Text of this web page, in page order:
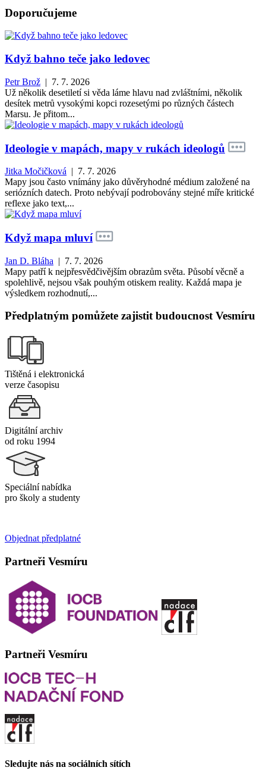
Doporučujeme
Když bahno teče jako ledovec
Petr Brož | 7. 7. 2026
Už několik desetiletí si věda láme hlavu nad zvláštními, několik
desítek metrů vysokými kopci rozesetými po různých částech
Marsu. Je přitom...
Ideologie v mapách, mapy v rukách ideologů
Jitka Močičková | 7. 7. 2026
Mapy jsou často vnímány jako důvěryhodné médium založené na
seriózních datech. Proto nebývají podrobovány stejné míře kritické
reflexe jako text,...
Když mapa mluví
Jan D. Bláha | 7. 7. 2026
Mapy patří k nejpřesvědčivějším obrazům světa. Působí věcně a
spolehlivě, nejsou však pouhým otiskem reality. Každá mapa je
výsledkem rozhodnutí,...
Předplatným pomůžete zajistit budoucnost Vesmíru
Tištěná i elektronická
verze časopisu
Digitální archiv
od roku 1994
Speciální nabídka
pro školy a studenty
Objednat předplatné
Partneři Vesmíru
Partneři Vesmíru
Sledujte nás na sociálních sítích